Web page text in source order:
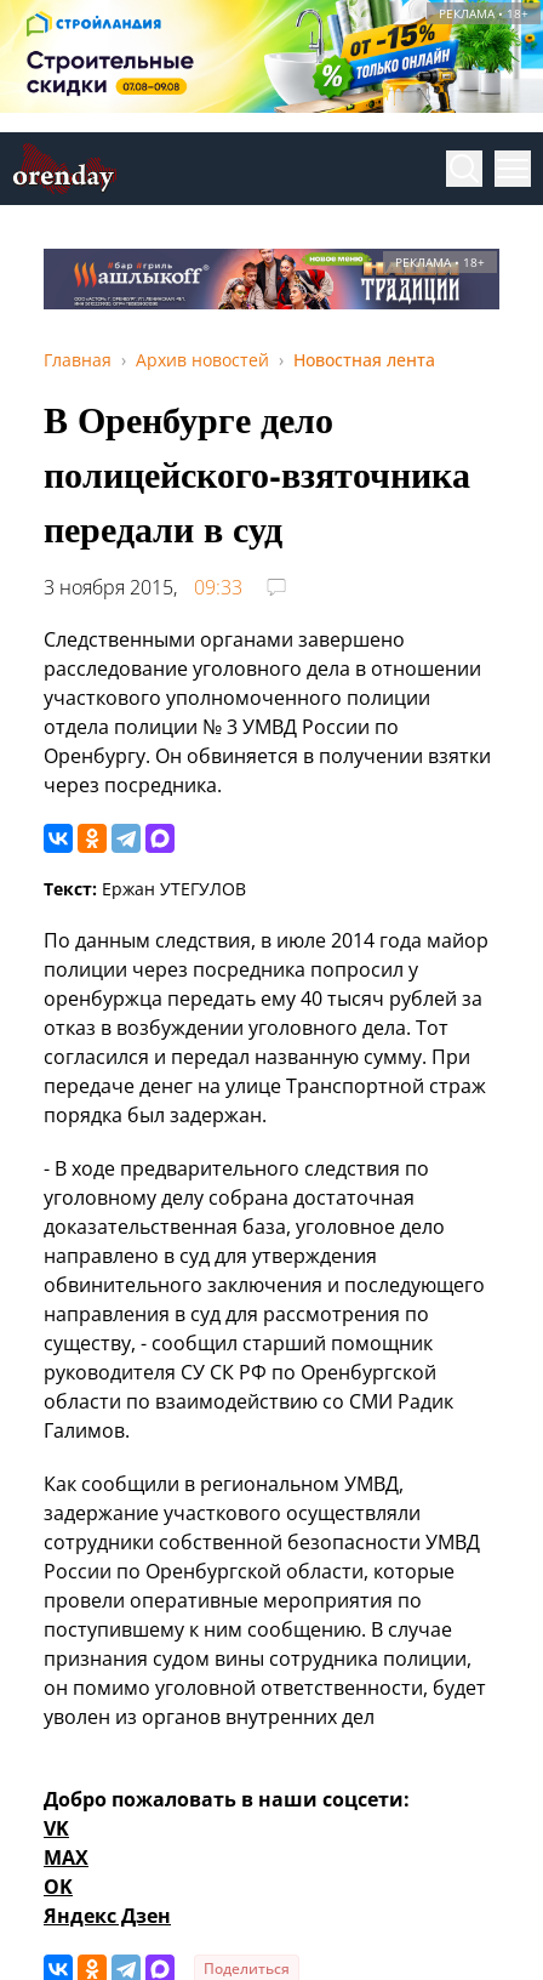
РЕКЛАМА • 18+
РЕКЛАМА • 18+
Главная Архив новостей Новостная лента
В Оренбурге дело
полицейского-взяточника
передали в суд
3 ноября 2015,
09:33
Следственными органами завершено
расследование уголовного дела в отношении
участкового уполномоченного полиции
отдела полиции № 3 УМВД России по
Оренбургу. Он обвиняется в получении взятки
через посредника.
Текст: Ержан УТЕГУЛОВ
По данным следствия, в июле 2014 года майор
полиции через посредника попросил у
оренбуржца передать ему 40 тысяч рублей за
отказ в возбуждении уголовного дела. Тот
согласился и передал названную сумму. При
передаче денег на улице Транспортной страж
порядка был задержан.
- В ходе предварительного следствия по
уголовному делу собрана достаточная
доказательственная база, уголовное дело
направлено в суд для утверждения
обвинительного заключения и последующего
направления в суд для рассмотрения по
существу, - сообщил старший помощник
руководителя СУ СК РФ по Оренбургской
области по взаимодействию со СМИ Радик
Галимов.
Как сообщили в региональном УМВД,
задержание участкового осуществляли
сотрудники собственной безопасности УМВД
России по Оренбургской области, которые
провели оперативные мероприятия по
поступившему к ним сообщению. В случае
признания судом вины сотрудника полиции,
он помимо уголовной ответственности, будет
уволен из органов внутренних дел
Добро пожаловать в наши соцсети:
VK
MAX
OK
Яндекс Дзен
Поделиться